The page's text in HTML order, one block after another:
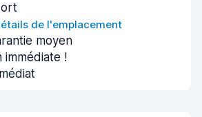
de l'emplacement
moyen
immédiate !